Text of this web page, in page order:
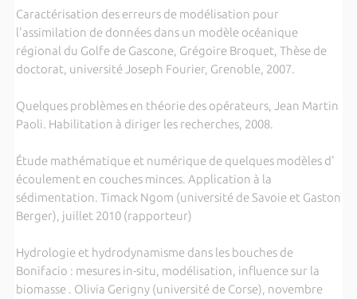
Caractérisation des erreurs de modélisation pour
l'assimilation de données dans un modèle océanique
régional du Golfe de Gascone, Grégoire Broquet, Thèse de
doctorat, université Joseph Fourier, Grenoble, 2007.
Quelques problèmes en théorie des opérateurs, Jean Martin
Paoli. Habilitation à diriger les recherches, 2008.
Étude mathématique et numérique de quelques modèles d'
écoulement en couches minces. Application à la
sédimentation. Timack Ngom (université de Savoie et Gaston
Berger), juillet 2010 (rapporteur)
Hydrologie et hydrodynamisme dans les bouches de
Bonifacio : mesures in-situ, modélisation, influence sur la
biomasse . Olivia Gerigny (université de Corse), novembre